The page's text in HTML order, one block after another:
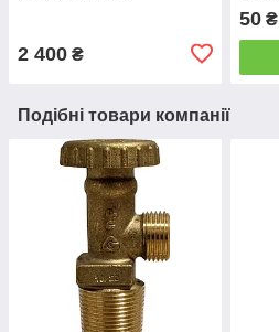
2 400 ₴
50₴
Подібні товари компанії